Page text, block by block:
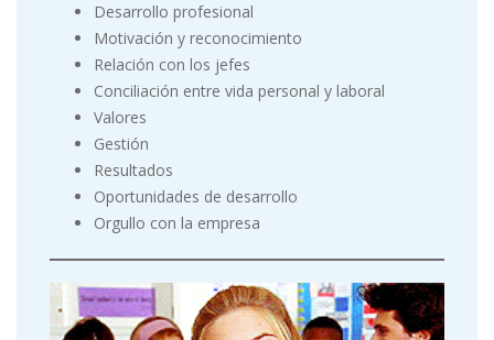
Desarrollo profesional
Motivación y reconocimiento
Relación con los jefes
Conciliación entre vida personal y laboral
Valores
Gestión
Resultados
Oportunidades de desarrollo
Orgullo con la empresa